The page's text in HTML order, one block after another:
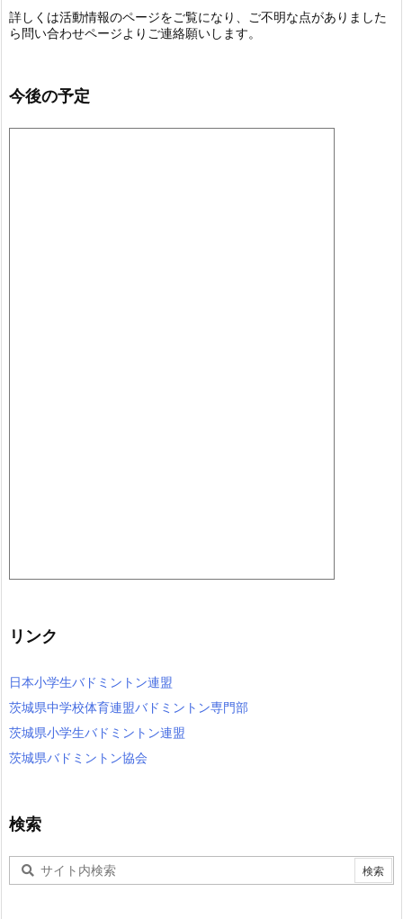
詳しくは活動情報のページをご覧になり、ご不明な点がありました
ら問い合わせページよりご連絡願いします。
今後の予定
リンク
日本小学生バドミントン連盟
茨城県中学校体育連盟バドミントン専門部
茨城県小学生バドミントン連盟
茨城県バドミントン協会
検索